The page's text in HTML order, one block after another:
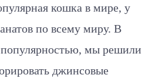
кошка в мире, у
по всему миру. В
популярностью, мы решили
джинсовые